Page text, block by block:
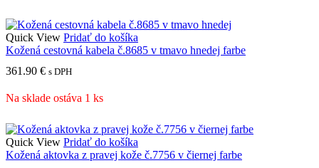
Quick View Pridať do košíka
Kožená cestovná kabela č.8685 v tmavo hnedej farbe
361.90 € s DPH
Na sklade ostáva 1 ks
Quick View Pridať do košíka
Kožená aktovka z pravej kože č.7756 v čiernej farbe